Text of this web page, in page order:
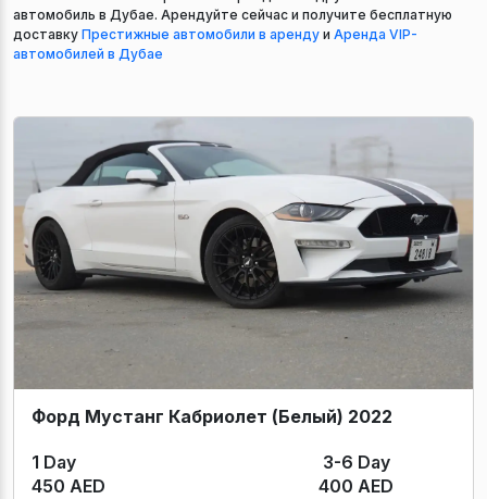
автомобиль в Дубае. Арендуйте сейчас и получите бесплатную
доставку Престижные автомобили в аренду и Аренда VIP-
автомобилей в Дубае
Форд Мустанг Кабриолет (Белый) 2022
1 Day
3-6 Day
450 AED
400 AED